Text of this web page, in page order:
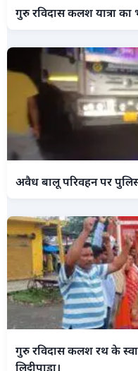
गुरु रविदास कलश यात्रा
अवैध बालू परिवहन पर
गुरु रविदास कलश रथ के
लिट्टीपाड़ा।